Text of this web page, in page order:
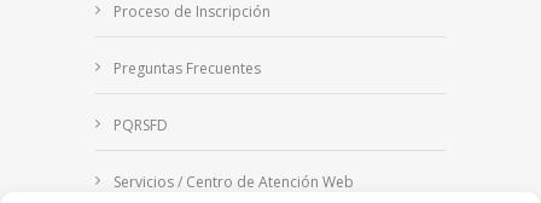
Proceso de Inscripción
Preguntas Frecuentes
PQRSFD
Servicios / Centro de Atención Web